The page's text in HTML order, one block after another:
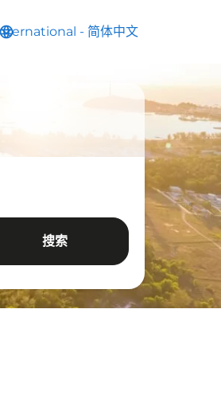
- 简体中文
label
搜索